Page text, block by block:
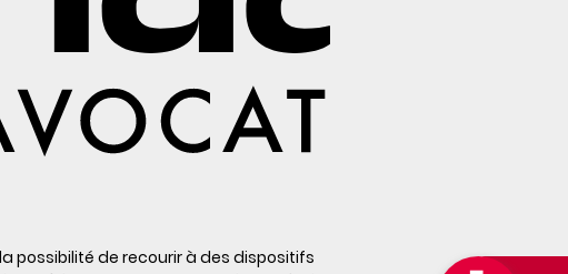
possibilité de recourir à des dispositifs